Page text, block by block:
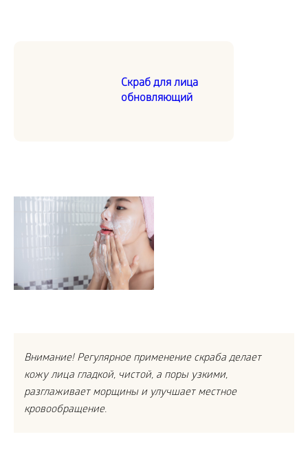
Скраб для лица
обновляющий
Внимание! Регулярное применение скраба делает
кожу лица гладкой, чистой, а поры узкими,
разглаживает морщины и улучшает местное
кровообращение.